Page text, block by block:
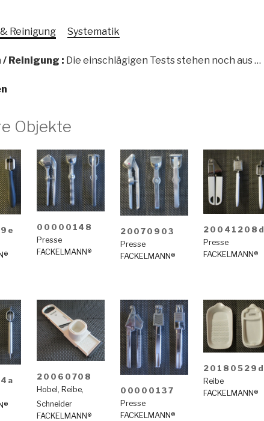
Reinigung Systematik
/ Reinigung : Die einschlägigen Tests stehen noch aus …
Objekte
00000148
Presse
FACKELMANN®
20070903
Presse
FACKELMANN®
20041208d
Presse
FACKELMANN®
20060708
Hobel, Reibe,
Schneider
FACKELMANN®
00000137
Presse
FACKELMANN®
20180529d
Reibe
FACKELMANN®